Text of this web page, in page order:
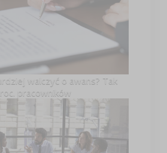
walczyć o awans? Tak
pracowników